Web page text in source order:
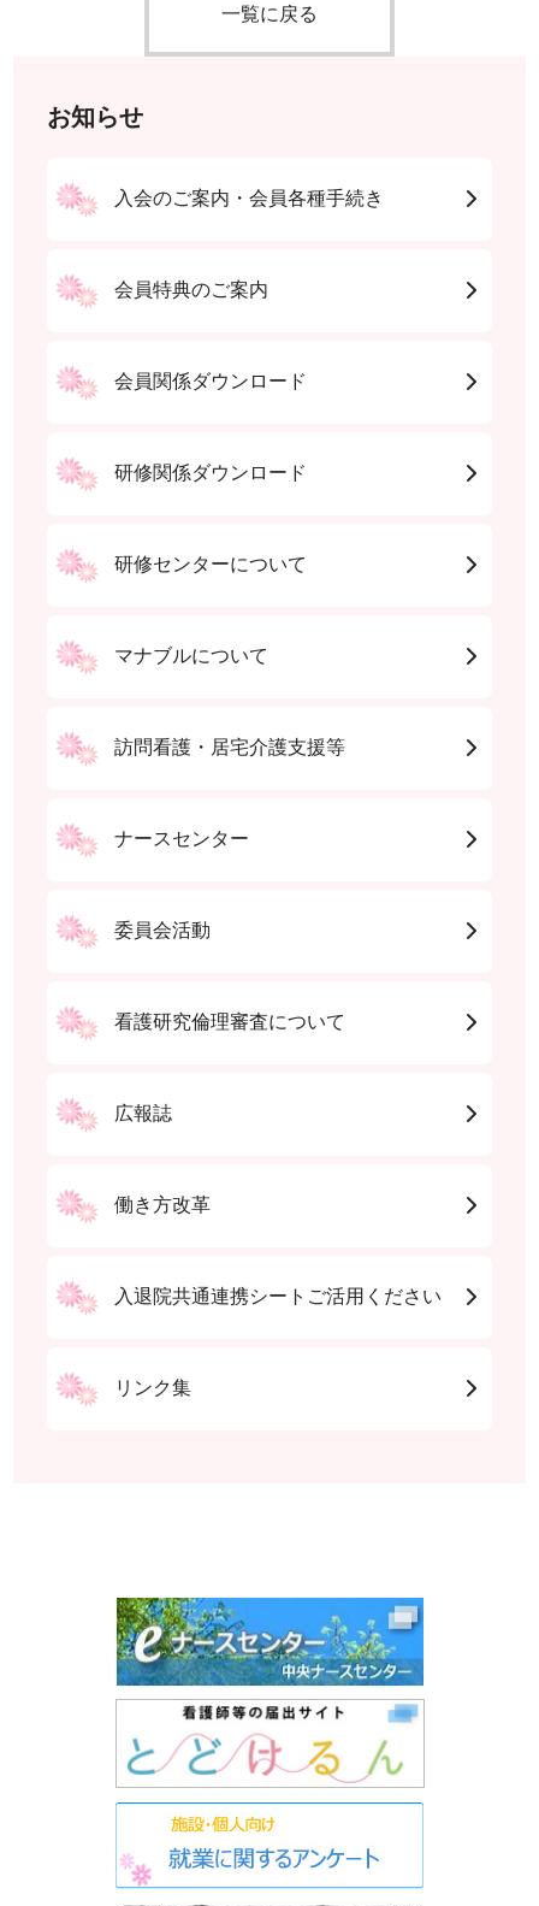
一覧に戻る
お知らせ
入会のご案内・会員各種手続き
会員特典のご案内
会員関係ダウンロード
研修関係ダウンロード
研修センターについて
マナブルについて
訪問看護・居宅介護支援等
ナースセンター
委員会活動
看護研究倫理審査について
広報誌
働き方改革
入退院共通連携シートご活用ください
リンク集